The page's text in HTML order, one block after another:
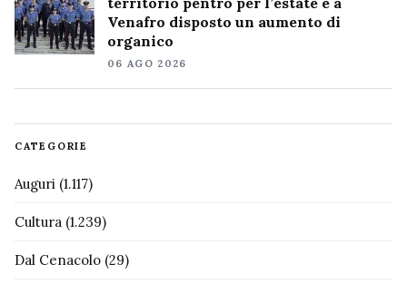
Venafro disposto un aumento di
organico
06 AGO 2026
CATEGORIE
Auguri (1.117)
Cultura (1.239)
Dal Cenacolo (29)